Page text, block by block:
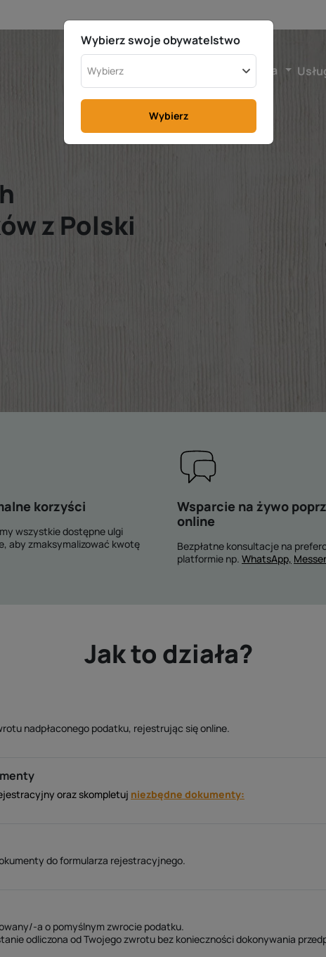
Polska
z Polski
korzyści
wszystkie dostępne ulgi
aby zmaksymalizować kwotę
Wsparcie na żywo
online
Bezpłatne konsultacje na
platformie np. WhatsApp,
Jak to działa?
nadpłaconego podatku, rejestrując się online.
oraz skompletuj niezbędne dokumenty:
do formularza rejestracyjnego.
a o pomyślnym zwrocie podatku.
odliczona od Twojego zwrotu bez konieczności dokonywania
Wybierz swoje obywatelstwo
Wybierz
Wybierz